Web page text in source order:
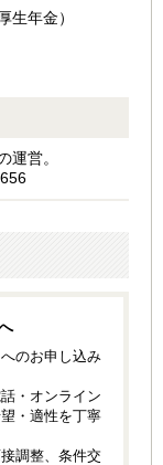
年金）
運営。
のお申し込み
・オンライン
・適性を丁寧
調整、条件交